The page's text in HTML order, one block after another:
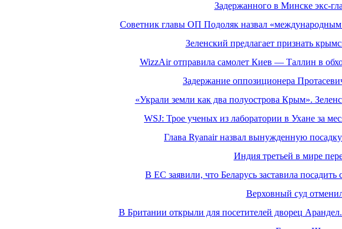
Задержанного в Минске экс-
Советник главы ОП Подоляк назвал
Зеленский предлагает признать
WizzAir отправила самолет Киев — Таллин в
Задержание оппозиционера
«Украли земли как два полуострова Крым».
WSJ: Трое ученых из лаборатории в Ухане за
Глава Ryanair назвал вынужденную
Индия третьей в мире
В ЕС заявили, что Беларусь заставила
Верховный суд
В Британии открыли для посетителей дворец